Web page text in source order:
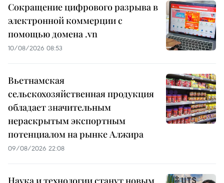
Сокращение цифрового разрыва в
электронной коммерции с
помощью домена .vn
10/08/2026 08:53
Вьетнамская
сельскохозяйственная продукция
обладает значительным
нераскрытым экспортным
потенциалом на рынке Алжира
09/08/2026 22:08
Наука и технологии станут новым